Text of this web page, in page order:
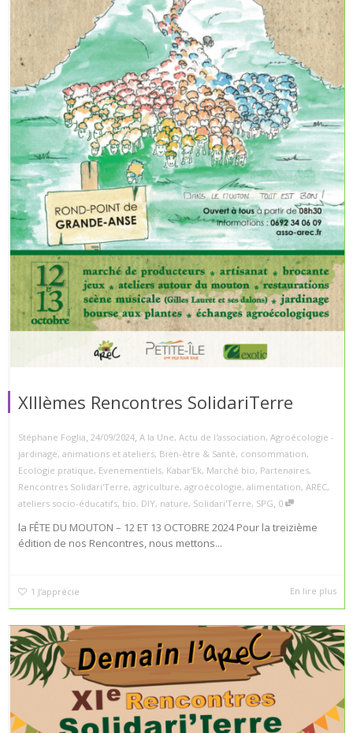
XIIIèmes Rencontres SolidariTerre
Stéphane Foglia, 24/09/2024, A la Une, Actu de l'association, Agroécologie -
jardinage, animations et ateliers, Bien-être & Santé, consommation,
Ecologie pratique, Evenementiels, Kabar'Ek, Marché bio, Partenaires,
Rencontres Solidari'Terre, agriculture, agroécologie, alimentation, AREC,
ateliers socio-éducatifs, bio, DIY, nature, Solidari'Terre, SPG, 0
la FÊTE DU MOUTON – 12 ET 13 OCTOBRE 2024 Pour la treizième
édition de nos Rencontres, nous mettons...
1 J’apprécie En lire plus